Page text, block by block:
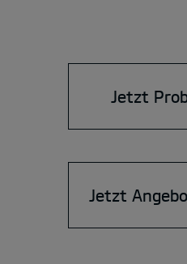
Jetzt
Jetzt